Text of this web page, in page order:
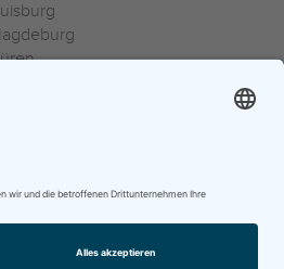
0800 800 666 0